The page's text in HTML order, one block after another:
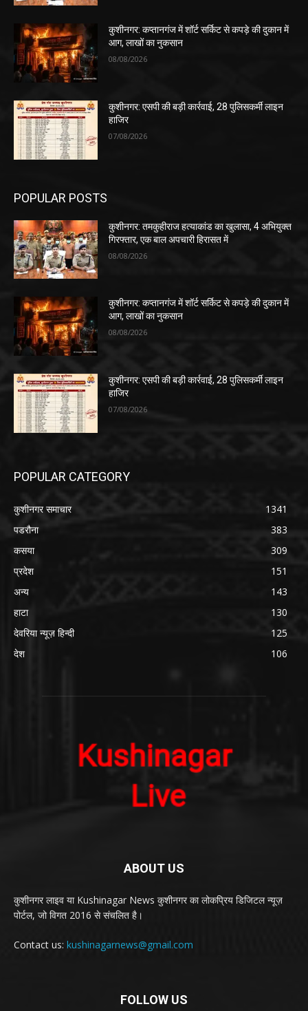
कुशीनगर: कप्तानगंज में शॉर्ट सर्किट से कपड़े की दुकान में
आग, लाखों का नुकसान
08/08/2026
कुशीनगर: एसपी की बड़ी कार्रवाई, 28 पुलिसकर्मी लाइन
हाजिर
07/08/2026
POPULAR POSTS
कुशीनगर: तमकुहीराज हत्याकांड का खुलासा, 4 अभियुक्त
गिरफ्तार, एक बाल अपचारी हिरासत में
08/08/2026
कुशीनगर: कप्तानगंज में शॉर्ट सर्किट से कपड़े की दुकान में
आग, लाखों का नुकसान
08/08/2026
कुशीनगर: एसपी की बड़ी कार्रवाई, 28 पुलिसकर्मी लाइन
हाजिर
07/08/2026
POPULAR CATEGORY
कुशीनगर समाचार
1341
पडरौना
383
कसया
309
प्रदेश
151
अन्य
143
हाटा
130
देवरिया न्यूज़ हिन्दी
125
देश
106
ABOUT US
कुशीनगर लाइव या Kushinagar News कुशीनगर का लोकप्रिय डिजिटल न्यूज़
पोर्टल, जो विगत 2016 से संचलित है।
Contact us: kushinagarnews@gmail.com
FOLLOW US